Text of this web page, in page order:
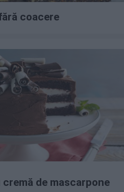
coacere
de mascarpone